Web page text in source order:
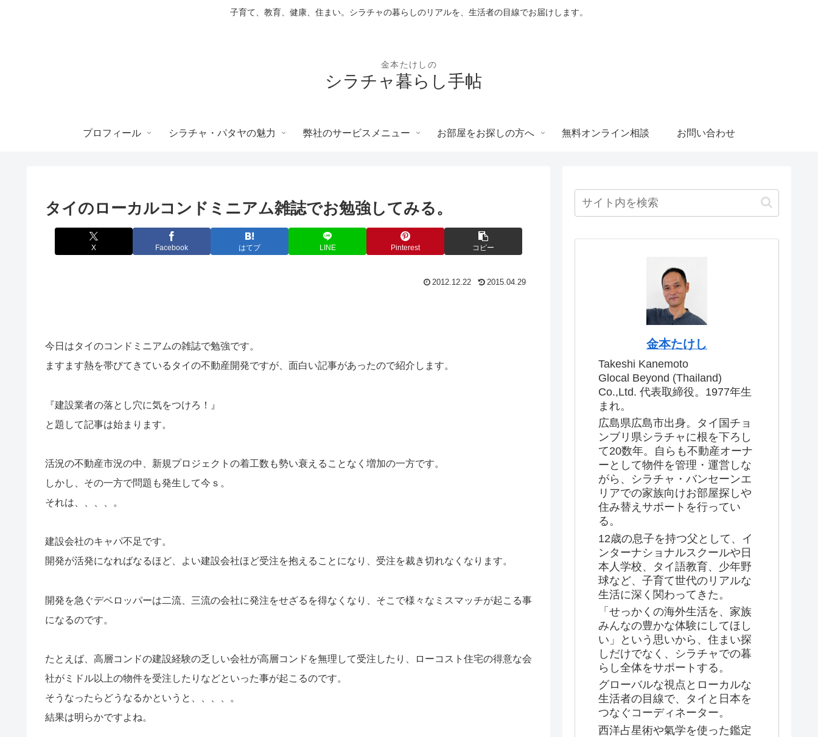
子育て、教育、健康、住まい。シラチャの暮らしのリアルを、生活者の目線でお届けします。
シラチャ暮らし手帖
プロフィール シラチャ・パタヤの魅力 弊社のサービスメニュー お部屋をお探しの方へ 無料オンライン相談 お問い合わせ
タイのローカルコンドミニアム雑誌でお勉強してみる。
X Facebook はてブ LINE Pinterest コピー
2012.12.22 2015.04.29
今日はタイのコンドミニアムの雑誌で勉強です。
ますます熱を帯びてきているタイの不動産開発ですが、面白い記事があったので紹介します。
『建設業者の落とし穴に気をつけろ！』
と題して記事は始まります。
活況の不動産市況の中、新規プロジェクトの着工数も勢い衰えることなく増加の一方です。
しかし、その一方で問題も発生して今ｓ。
それは、、、、。
建設会社のキャパ不足です。
開発が活発になればなるほど、よい建設会社ほど受注を抱えることになり、受注を裁き切れなくなります。
開発を急ぐデベロッパーは二流、三流の会社に発注をせざるを得なくなり、そこで様々なミスマッチが起こる事
になるのです。
たとえば、高層コンドの建設経験の乏しい会社が高層コンドを無理して受注したり、ローコスト住宅の得意な会
社がミドル以上の物件を受注したりなどといった事が起こるのです。
そうなったらどうなるかというと、、、、。
結果は明らかですよね。
金本たけし
Takeshi Kanemoto
Glocal Beyond (Thailand)
Co.,Ltd. 代表取締役。1977年生
まれ。
広島県広島市出身。タイ国チョ
ンブリ県シラチャに根を下ろし
て20数年。自らも不動産オーナ
ーとして物件を管理・運営しな
がら、シラチャ・バンセーンエ
リアでの家族向けお部屋探しや
住み替えサポートを行ってい
る。
12歳の息子を持つ父として、イ
ンターナショナルスクールや日
本人学校、タイ語教育、少年野
球など、子育て世代のリアルな
生活に深く関わってきた。
「せっかくの海外生活を、家族
みんなの豊かな体験にしてほし
い」という思いから、住まい探
しだけでなく、シラチャでの暮
らし全体をサポートする。
グローバルな視点とローカルな
生活者の目線で、タイと日本を
つなぐコーディネーター。
西洋占星術や氣学を使った鑑定